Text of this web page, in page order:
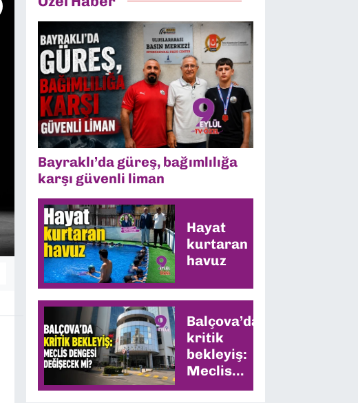
Bayraklı’da güreş, bağımlılığa
karşı güvenli liman
Hayat
kurtaran
havuz
Balçova’da
kritik
bekleyiş:
Meclis
dengesi